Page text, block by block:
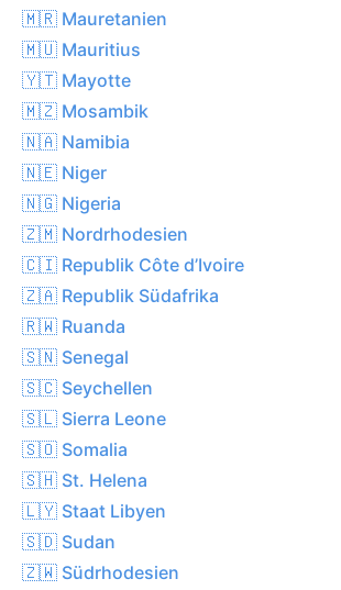
🇲🇷 Mauretanien
🇲🇺 Mauritius
🇾🇹 Mayotte
🇲🇿 Mosambik
🇳🇦 Namibia
🇳🇪 Niger
🇳🇬 Nigeria
🇿🇲 Nordrhodesien
🇨🇮 Republik Côte d’Ivoire
🇿🇦 Republik Südafrika
🇷🇼 Ruanda
🇸🇳 Senegal
🇸🇨 Seychellen
🇸🇱 Sierra Leone
🇸🇴 Somalia
🇸🇭 St. Helena
🇱🇾 Staat Libyen
🇸🇩 Sudan
🇿🇼 Südrhodesien